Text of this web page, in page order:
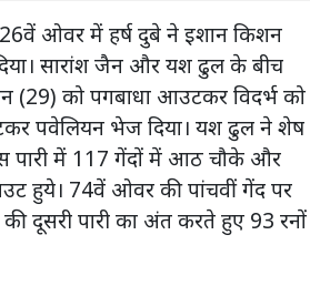
ओवर में हर्ष दुबे ने इशान किशन
सारांश जैन और यश ढुल के बीच
(29) को पगबाधा आउटकर विदर्भ को
पवेलियन भेज दिया। यश ढुल ने शेष
पारी में 117 गेंदों में आठ चौके और
हुये। 74वें ओवर की पांचवीं गेंद पर
दूसरी पारी का अंत करते हुए 93 रनों